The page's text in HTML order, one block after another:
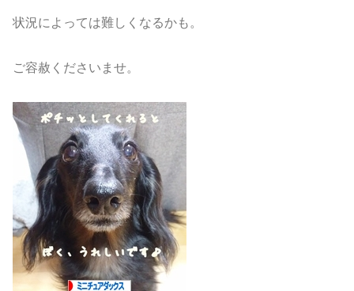
状況によっては難しくなるかも。
ご容赦くださいませ。